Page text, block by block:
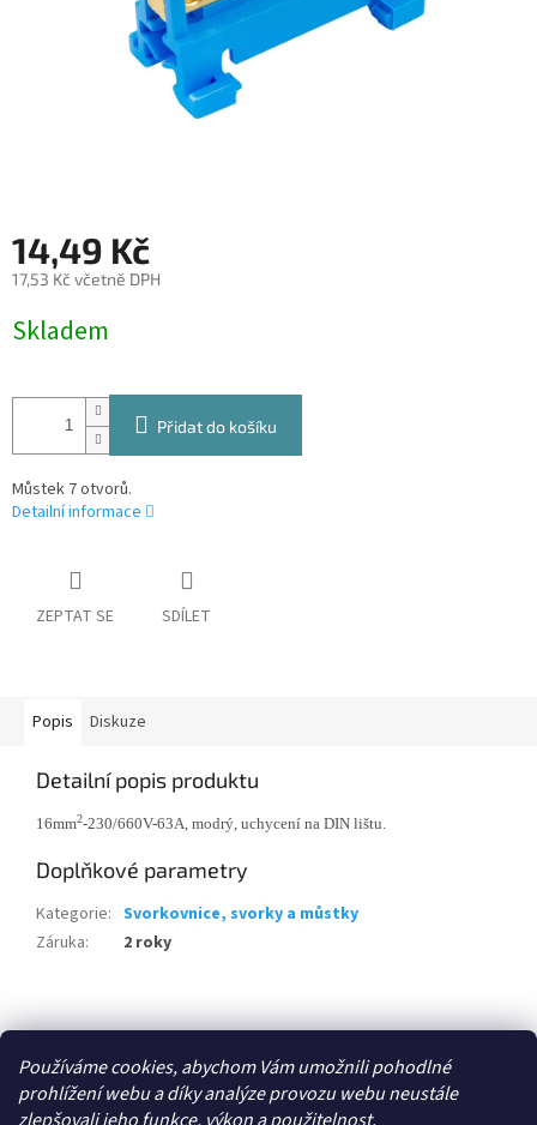
Používáme cookies, abychom Vám umožnili pohodlné
prohlížení webu a díky analýze provozu webu neustále
14,49 Kč
17,53 Kč včetně DPH
cena:
Skladem
Přidat do košíku
Můstek 7 otvorů.
Detailní informace
ZEPTAT SE SDÍLET
Popis Diskuze
Detailní popis produktu
16mm2-230/660V-63A, modrý, uchycení na DIN lištu.
Doplňkové parametry
Kategorie: Svorkovnice, svorky a můstky
Záruka: 2 roky
á